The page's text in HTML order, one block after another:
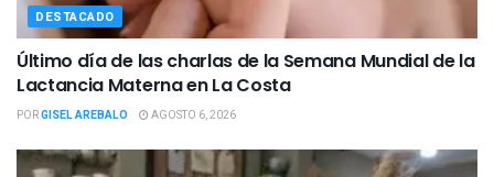
DESTACADO
Último día de las charlas de la Semana Mundial de la
Lactancia Materna en La Costa
PORGISEL AREBALO AGOSTO 6, 2026